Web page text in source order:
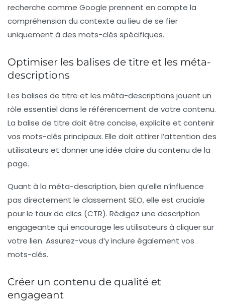
recherche comme Google prennent en compte la
compréhension du contexte au lieu de se fier
uniquement à des mots-clés spécifiques.
Optimiser les balises de titre et les méta-
descriptions
Les balises de titre et les méta-descriptions jouent un
rôle essentiel dans le référencement de votre contenu.
La balise de titre doit être concise, explicite et contenir
vos mots-clés principaux. Elle doit attirer l’attention des
utilisateurs et donner une idée claire du contenu de la
page.
Quant à la méta-description, bien qu’elle n’influence
pas directement le classement SEO, elle est cruciale
pour le taux de clics (CTR). Rédigez une description
engageante qui encourage les utilisateurs à cliquer sur
votre lien. Assurez-vous d’y inclure également vos
mots-clés.
Créer un contenu de qualité et
engageant